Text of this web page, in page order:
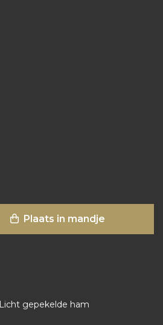
Licht gepekelde ham
Plaats in mandje